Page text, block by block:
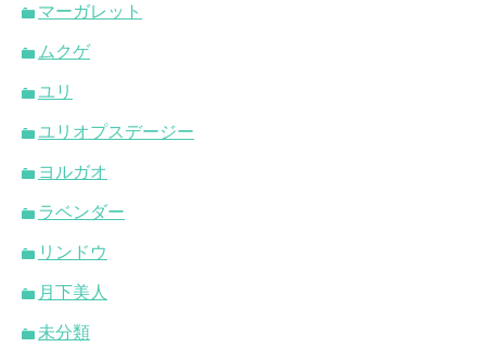
マーガレット
ムクゲ
ユリ
ユリオプスデージー
ヨルガオ
ラベンダー
リンドウ
月下美人
未分類